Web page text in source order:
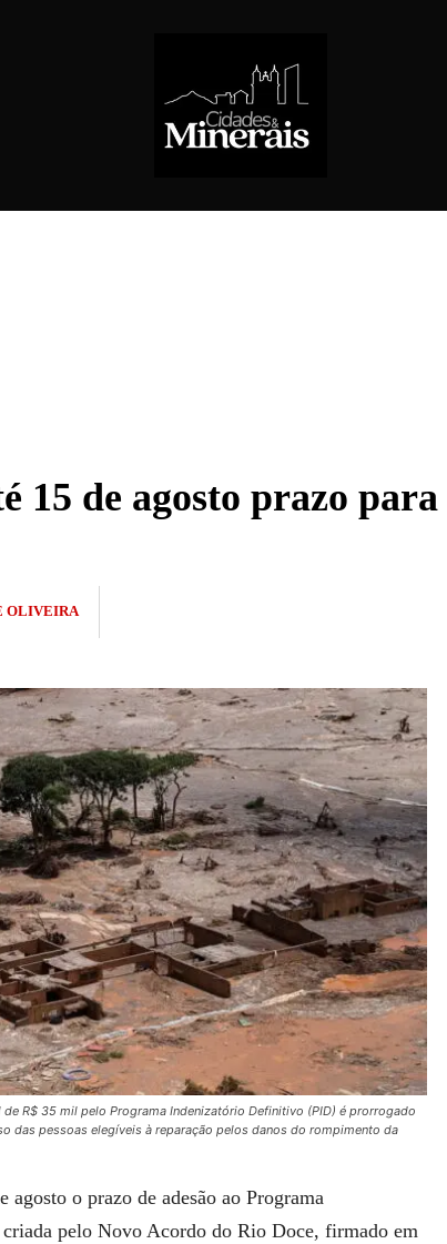
15 de agosto prazo
OLIVEIRA
R$ 35 mil pelo Programa Indenizatório Definitivo (PID) é prorrogado
das pessoas elegíveis à reparação pelos danos do rompimento da
agosto o prazo de adesão ao Programa
pelo Novo Acordo do Rio Doce, firmado em